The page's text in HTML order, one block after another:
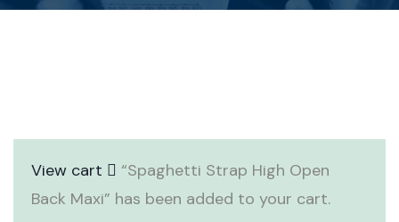
View cart
“Spaghetti Strap High Open
Back Maxi” has been added to your cart.